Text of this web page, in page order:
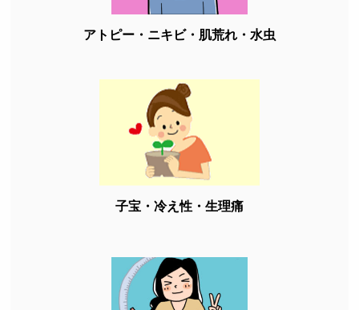
アトピー・ニキビ・肌荒れ・水虫
子宝・冷え性・生理痛